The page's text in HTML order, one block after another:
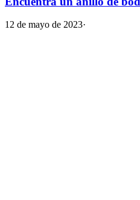
12 de mayo de 2023·